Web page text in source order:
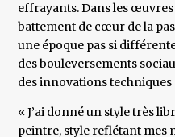
effrayants. Dans les œuvres
battement de cœur de la
une époque pas si
des bouleversements
des innovations
« J’ai donné un style très
peintre, style reflétant mes